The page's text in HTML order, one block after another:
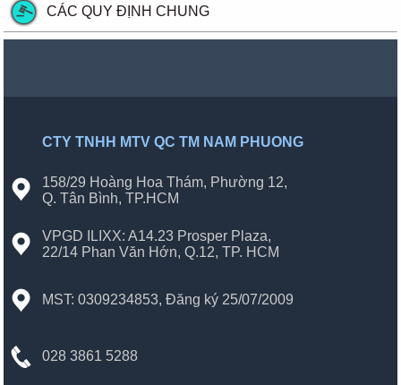
CÁC QUY ĐỊNH CHUNG
CTY TNHH MTV QC TM NAM PHUONG
158/29 Hoàng Hoa Thám, Phường 12,
Q. Tân Bình, TP.HCM
VPGD ILIXX: A14.23 Prosper Plaza,
22/14 Phan Văn Hớn, Q.12, TP. HCM
MST: 0309234853, Đăng ký 25/07/2009
028 3861 5288